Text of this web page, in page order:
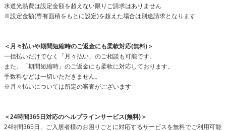
水道光熱費は設定金額を超えない限りご請求はありません
※設定金額(専有面積をもとに設定)を超えた場合は別途請求となります
＜月々払いや期間短縮時のご返金にも柔軟対応(無料)＞
一括払いだけでなく「月々払い」のご相談も可能です。
また、「期間短縮時」のご返金にも柔軟に対応しております。
手数料などは一切いただきません。
※月々払いについては所定の審査がございます
＜24時間365日対応のヘルプラインサービス(無料)＞
24時間365日、ご入居者様のお困りごとに対応するサービスを無料でご利用可能